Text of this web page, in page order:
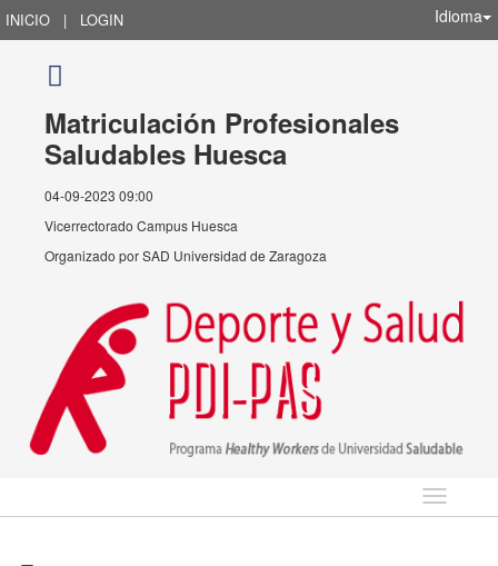
INICIO | LOGIN Idioma
Matriculación Profesionales
Saludables Huesca
04-09-2023 09:00
Vicerrectorado Campus Huesca
Organizado porSAD Universidad de Zaragoza
Idioma